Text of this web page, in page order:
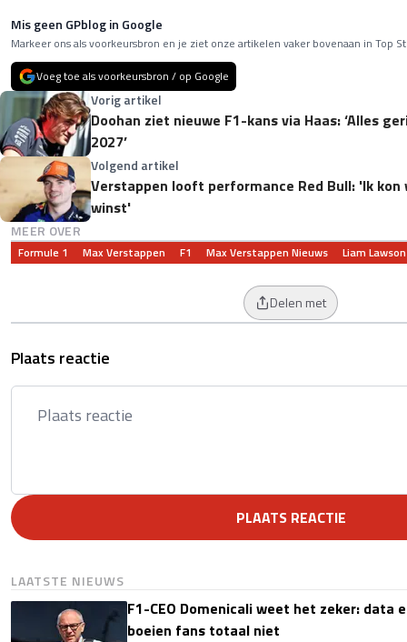
Mis geen GPblog in Google
Markeer ons als voorkeursbron en je ziet onze artikelen vaker bovenaan in Top
Voeg toe als voorkeursbron / op Google
Vorig artikel
Doohan ziet nieuwe F1-kans via Haas: ‘Alles
2027’
Volgend artikel
Verstappen looft performance Red Bull: 'Ik kon
winst'
MEER OVER
Formule 1 Max Verstappen F1 Max Verstappen Nieuws Liam Lawson
Delen met
Plaats reactie
PLAATS REACTIE
LAATSTE NIEUWS
F1-CEO Domenicali weet het zeker: data
boeien fans totaal niet